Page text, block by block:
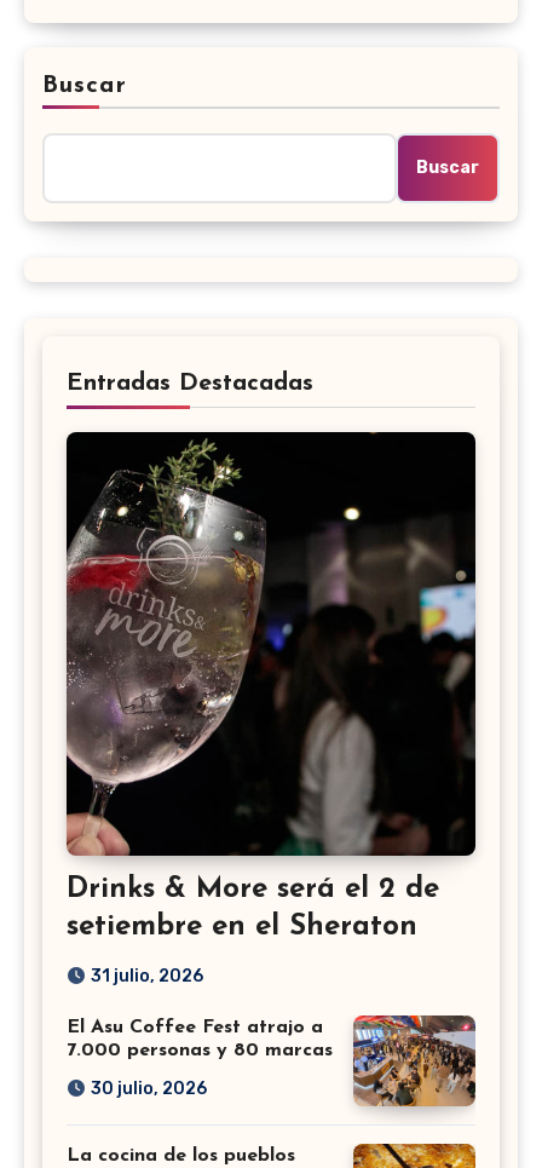
Buscar
Buscar
Entradas Destacadas
Drinks & More será el 2 de
setiembre en el Sheraton
31 julio, 2026
El Asu Coffee Fest atrajo a
7.000 personas y 80 marcas
30 julio, 2026
La cocina de los pueblos